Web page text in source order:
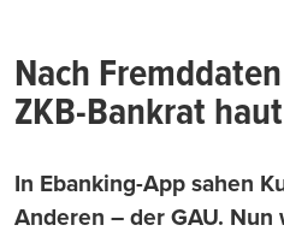
Nach
ZKB-Bankrat
In Ebanking-App sahen
Anderen – der GAU.